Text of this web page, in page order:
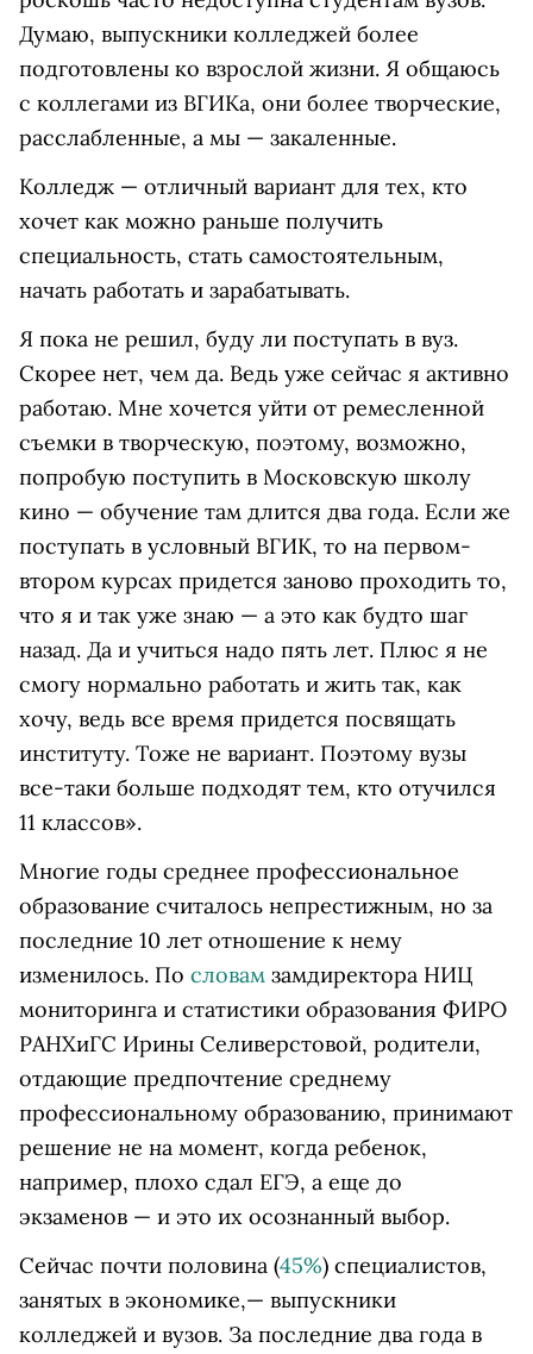
Думаю, выпускники колледжей более
подготовлены ко взрослой жизни. Я общаюсь
с коллегами из ВГИКа, они более творческие,
расслабленные, а мы — закаленные.
Колледж — отличный вариант для тех, кто
хочет как можно раньше получить
специальность, стать самостоятельным,
начать работать и зарабатывать.
Я пока не решил, буду ли поступать в вуз.
Скорее нет, чем да. Ведь уже сейчас я активно
работаю. Мне хочется уйти от ремесленной
съемки в творческую, поэтому, возможно,
попробую поступить в Московскую школу
кино — обучение там длится два года. Если же
поступать в условный ВГИК, то на первом-
втором курсах придется заново проходить то,
что я и так уже знаю — а это как будто шаг
назад. Да и учиться надо пять лет. Плюс я не
смогу нормально работать и жить так, как
хочу, ведь все время придется посвящать
институту. Тоже не вариант. Поэтому вузы
все-таки больше подходят тем, кто отучился
11 классов».
Многие годы среднее профессиональное
образование считалось непрестижным, но за
последние 10 лет отношение к нему
изменилось. По словам замдиректора НИЦ
мониторинга и статистики образования ФИРО
РАНХиГС Ирины Селиверстовой, родители,
отдающие предпочтение среднему
профессиональному образованию, принимают
решение не на момент, когда ребенок,
например, плохо сдал ЕГЭ, а еще до
экзаменов — и это их осознанный выбор.
Сейчас почти половина (45%) специалистов,
занятых в экономике,— выпускники
колледжей и вузов. За последние два года в